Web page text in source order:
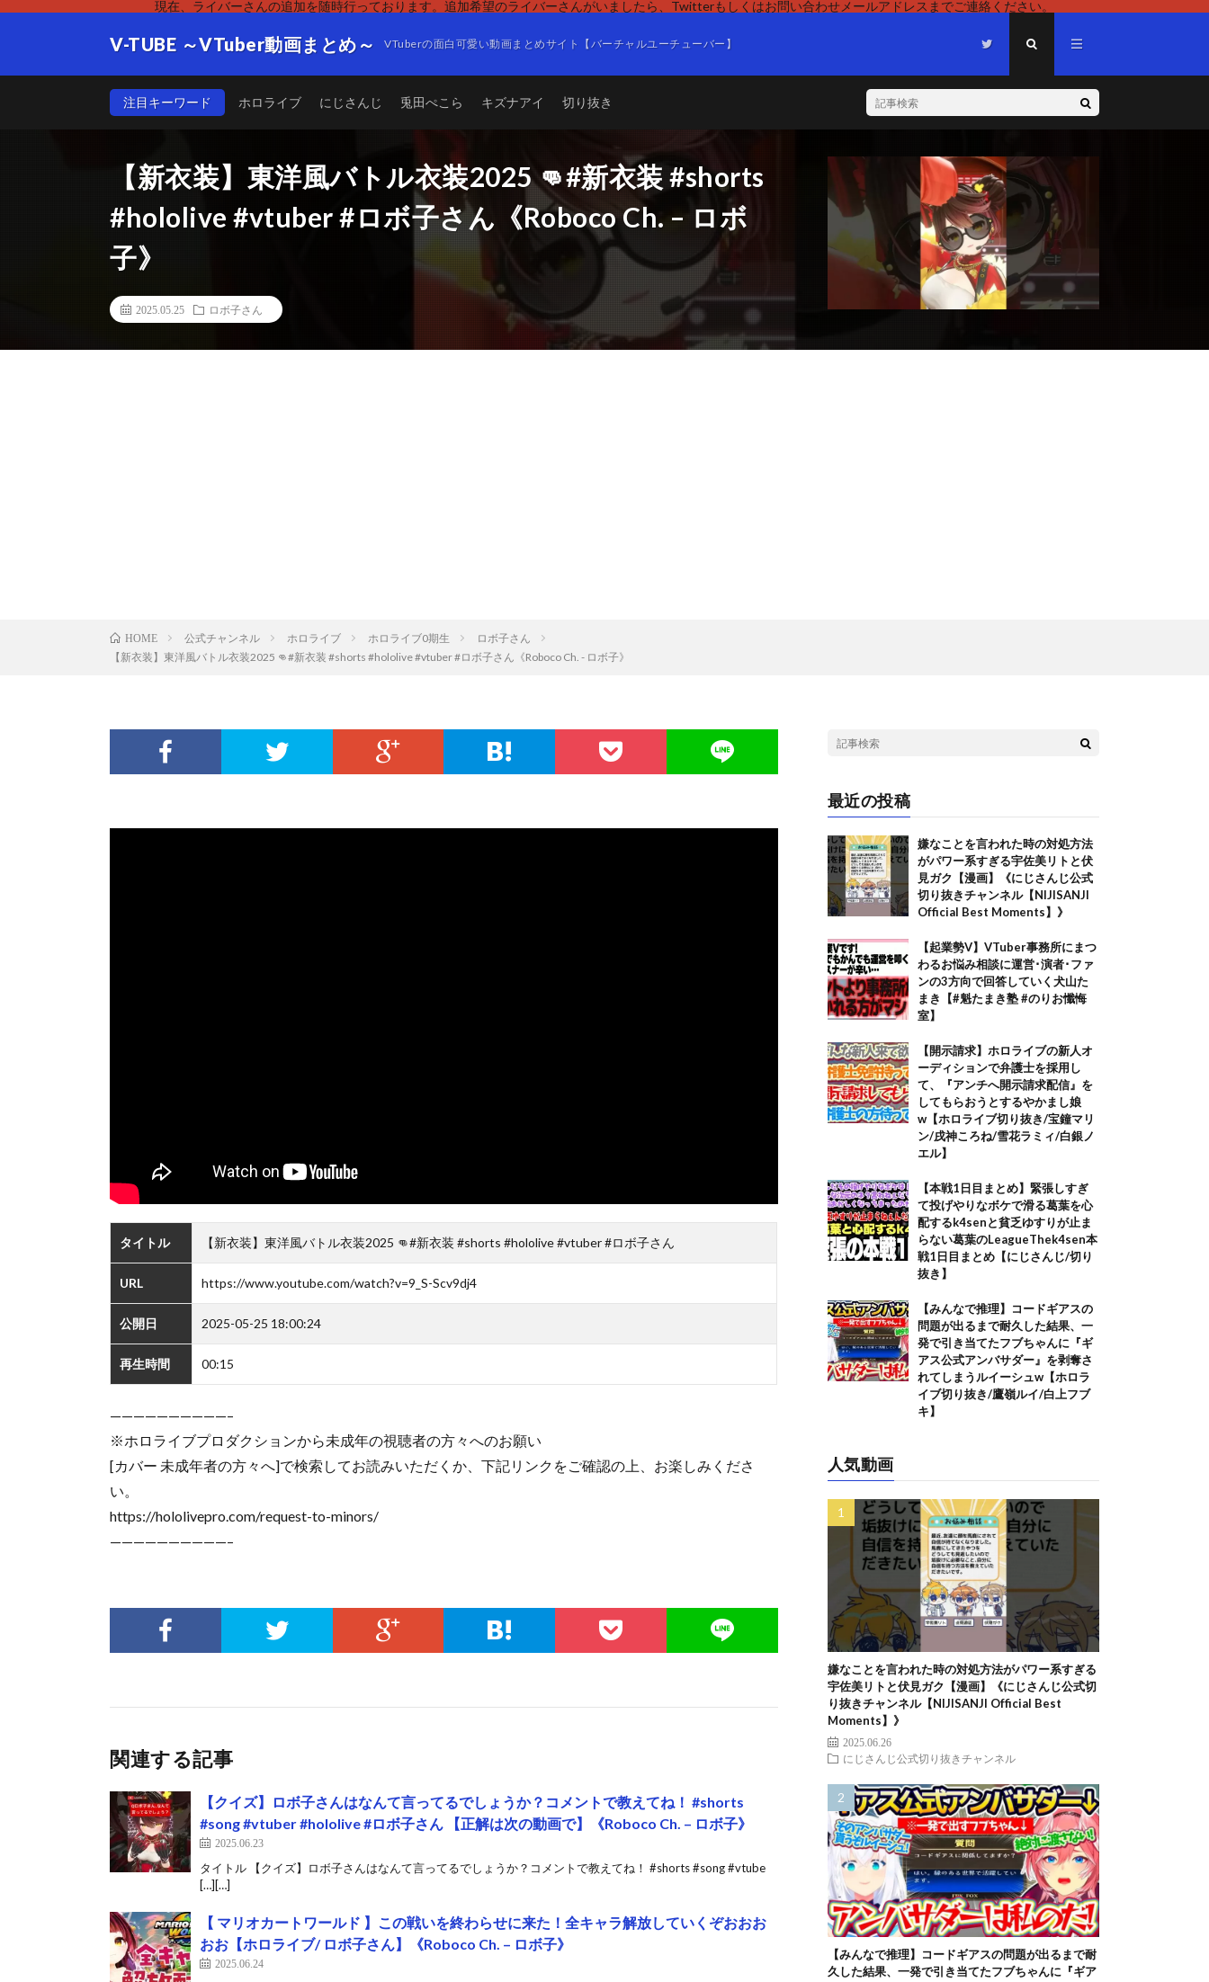
現在、ライバーさんの追加を随時行っております。追加希望のライバーさんがいましたら、Twitterもしくはお問い合わせメールアドレスまでご連絡ください。
V-TUBE ～VTuber動画まとめ～ VTuberの面白可愛い動画まとめサイト【バーチャルユーチューバー】
注目キーワード ホロライブ にじさんじ 兎田ぺこら キズナアイ 切り抜き
【新衣装】東洋風バトル衣装2025 👊#新衣装 #shorts
#hololive #vtuber #ロボ子さん《Roboco Ch. – ロボ
子》
2025.05.25 ロボ子さん
HOME 公式チャンネル ホロライブ ホロライブ0期生
ロボ子さん
【新衣装】東洋風バトル衣装2025 👊#新衣装 #shorts #hololive #vtuber #ロボ子さん《Roboco Ch. - ロボ子》
タイトル 【新衣装】東洋風バトル衣装2025 👊#新衣装 #shorts #hololive #vtuber #ロボ子さん
URL https://www.youtube.com/watch?v=9_S-Scv9dj4
公開日 2025-05-25 18:00:24
再生時間 00:15
——————————–
※ホロライブプロダクションから未成年の視聴者の方々へのお願い
[カバー 未成年者の方々へ]で検索してお読みいただくか、下記リンクをご確認の上、お楽しみくださ
い。
https://hololivepro.com/request-to-minors/
——————————–
関連する記事
【クイズ】ロボ子さんはなんて言ってるでしょうか？コメントで教えてね！ #shorts
#song #vtuber #hololive #ロボ子さん 【正解は次の動画で】《Roboco Ch. – ロボ子》
2025.06.23
タイトル 【クイズ】ロボ子さんはなんて言ってるでしょうか？コメントで教えてね！ #shorts #song #vtube
[…][…]
【 マリオカートワールド 】この戦いを終わらせに来た！全キャラ解放していくぞおおお
おお【ホロライブ/ ロボ子さん】《Roboco Ch. – ロボ子》
2025.06.24
最近の投稿
嫌なことを言われた時の対処方法
がパワー系すぎる宇佐美リトと伏
見ガク【漫画】《にじさんじ公式
切り抜きチャンネル【NIJISANJI
Official Best Moments】》
【起業勢V】VTuber事務所にまつ
わるお悩み相談に運営･演者･ファ
ンの3方向で回答していく犬山た
まき【#魁たまき塾 #のりお懺悔
室】
【開示請求】ホロライブの新人オ
ーディションで弁護士を採用し
て、『アンチへ開示請求配信』を
してもらおうとするやかまし娘
w【ホロライブ切り抜き/宝鐘マリ
ン/戌神ころね/雪花ラミィ/白銀ノ
エル】
【本戦1日目まとめ】緊張しすぎ
て投げやりなボケで滑る葛葉を心
配するk4senと貧乏ゆすりが止ま
らない葛葉のLeagueThek4sen本
戦1日目まとめ【にじさんじ/切り
抜き】
【みんなで推理】コードギアスの
問題が出るまで耐久した結果、一
発で引き当てたフブちゃんに『ギ
アス公式アンバサダー』を剥奪さ
れてしまうルイーシュw【ホロラ
イブ切り抜き/鷹嶺ルイ/白上フブ
キ】
人気動画
嫌なことを言われた時の対処方法がパワー系すぎる
宇佐美リトと伏見ガク【漫画】《にじさんじ公式切
り抜きチャンネル【NIJISANJI Official Best
Moments】》
2025.06.26
にじさんじ公式切り抜きチャンネル
【みんなで推理】コードギアスの問題が出るまで耐
久した結果、一発で引き当てたフブちゃんに『ギア